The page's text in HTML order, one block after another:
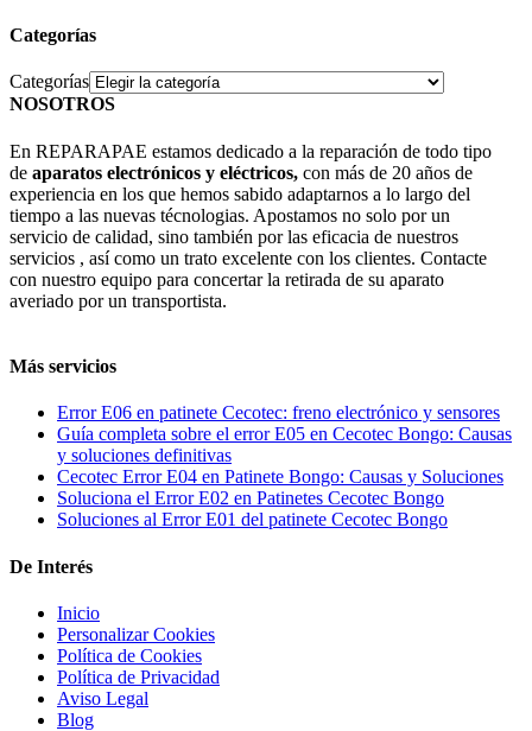
Categorías
Categorías
NOSOTROS
En REPARAPAE estamos dedicado a la reparación de todo tipo
de aparatos electrónicos y eléctricos, con más de 20 años de
experiencia en los que hemos sabido adaptarnos a lo largo del
tiempo a las nuevas técnologias. Apostamos no solo por un
servicio de calidad, sino también por las eficacia de nuestros
servicios , así como un trato excelente con los clientes. Contacte
con nuestro equipo para concertar la retirada de su aparato
averiado por un transportista.
Más servicios
Error E06 en patinete Cecotec: freno electrónico y sensores
Guía completa sobre el error E05 en Cecotec Bongo: Causas
y soluciones definitivas
Cecotec Error E04 en Patinete Bongo: Causas y Soluciones
Soluciona el Error E02 en Patinetes Cecotec Bongo
Soluciones al Error E01 del patinete Cecotec Bongo
De Interés
Inicio
Personalizar Cookies
Política de Cookies
Política de Privacidad
Aviso Legal
Blog